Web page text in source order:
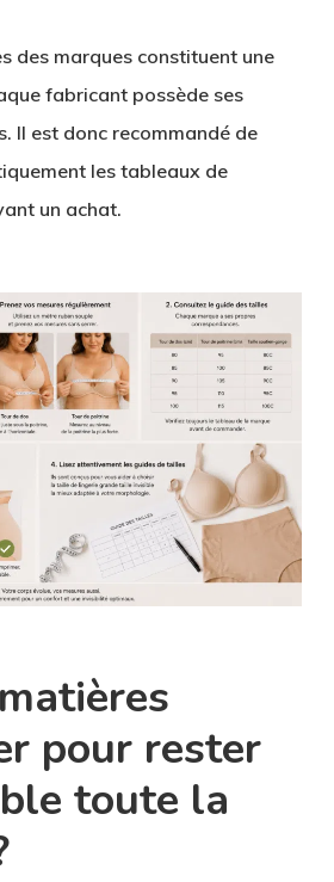
des marques constituent une
fabricant possède ses
Il est donc recommandé de
les tableaux de
un achat.
pour rester
toute la